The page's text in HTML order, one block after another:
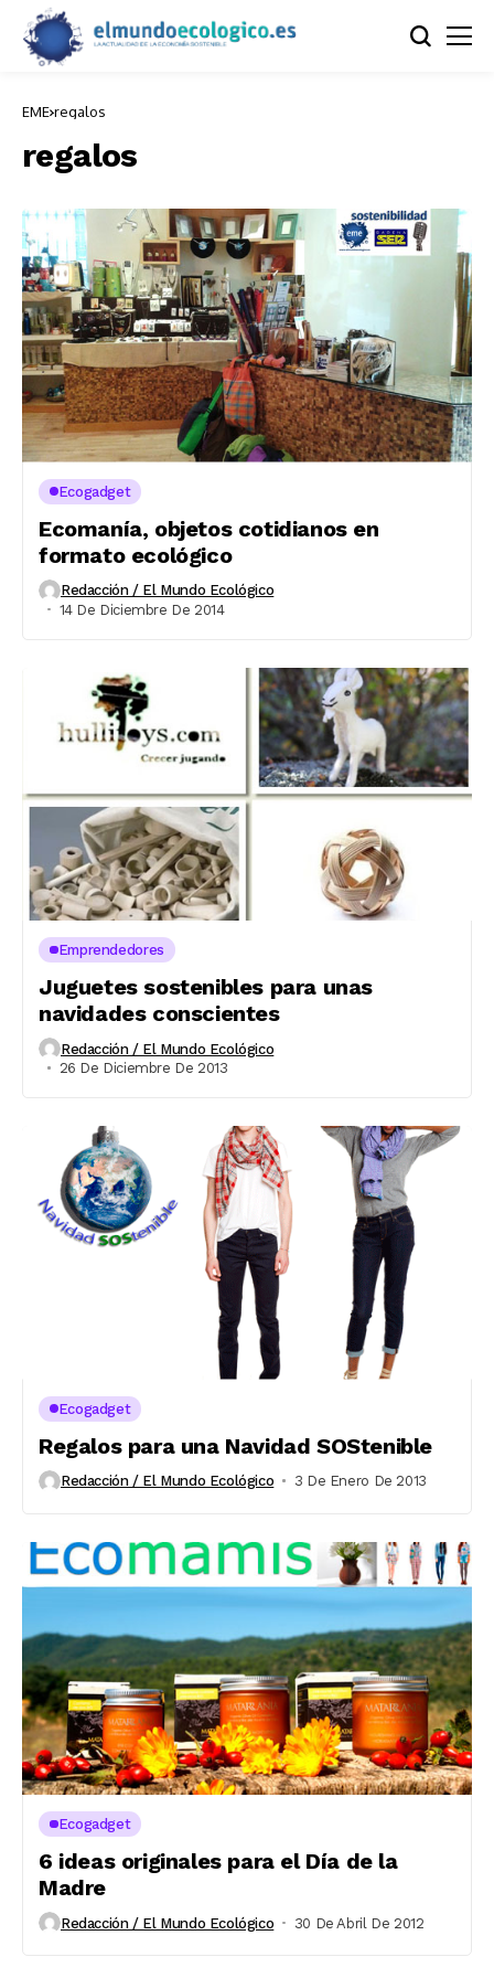
EME regalos
regalos
Ecogadget
Ecomanía, objetos cotidianos en
formato ecológico
Redacción / El Mundo Ecológico
14 De Diciembre De 2014
Emprendedores
Juguetes sostenibles para unas
navidades conscientes
Redacción / El Mundo Ecológico
26 De Diciembre De 2013
Ecogadget
Regalos para una Navidad SOStenible
Redacción / El Mundo Ecológico 3 De Enero De 2013
Ecogadget
6 ideas originales para el Día de la
Madre
Redacción / El Mundo Ecológico 30 De Abril De 2012